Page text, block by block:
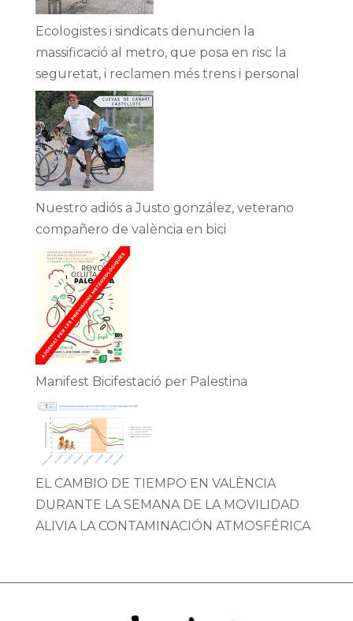
Ecologistes i sindicats denuncien la
massificació al metro, que posa en risc la
seguretat, i reclamen més trens i personal
Nuestro adiós a Justo gonzález, veterano
compañero de valència en bici
Manifest Bicifestació per Palestina
EL CAMBIO DE TIEMPO EN VALÈNCIA
DURANTE LA SEMANA DE LA MOVILIDAD
ALIVIA LA CONTAMINACIÓN ATMOSFÉRICA